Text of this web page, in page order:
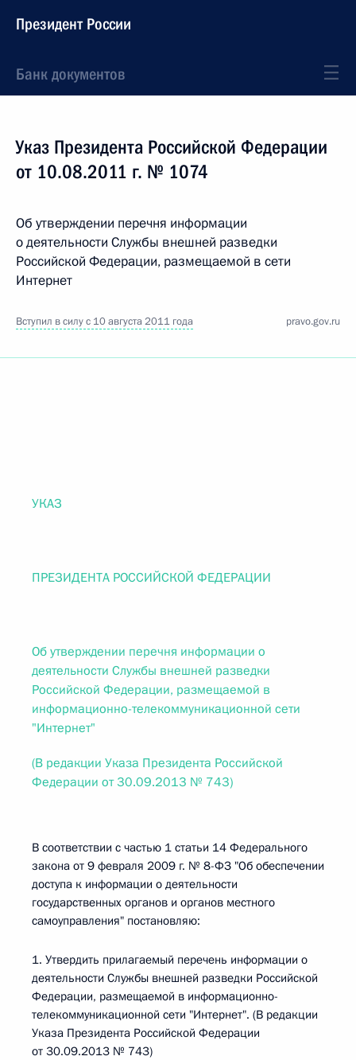
Президент России
Банк документов
Указ Президента Российской Федерации
от 10.08.2011 г. № 1074
Об утверждении перечня информации
о деятельности Службы внешней разведки
Российской Федерации, размещаемой в сети
Интернет
Вступил в силу с 10 августа 2011 года pravo.gov.ru
УКАЗ
ПРЕЗИДЕНТА РОССИЙСКОЙ ФЕДЕРАЦИИ
Об утверждении перечня информации о
деятельности Службы внешней разведки
Российской Федерации, размещаемой в
информационно-телекоммуникационной сети
"Интернет"
(В редакции Указа Президента Российской
Федерации от 30.09.2013 № 743)
В соответствии с частью 1 статьи 14 Федерального
закона от 9 февраля 2009 г. № 8-ФЗ "Об обеспечении
доступа к информации о деятельности
государственных органов и органов местного
самоуправления" постановляю:
1. Утвердить прилагаемый перечень информации о
деятельности Службы внешней разведки Российской
Федерации, размещаемой в информационно-
телекоммуникационной сети "Интернет". (В редакции
Указа Президента Российской Федерации
от 30.09.2013 № 743)